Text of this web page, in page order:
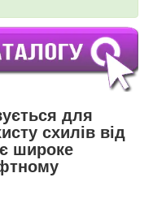
для
схилів від
широке